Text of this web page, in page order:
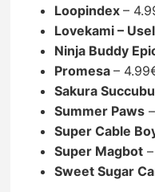
Loopindex–
Lovekami –
Ninja Buddy
Promesa–
Sakura
Summer Paws
Super Cable
Super Magbot
Sweet Sugar